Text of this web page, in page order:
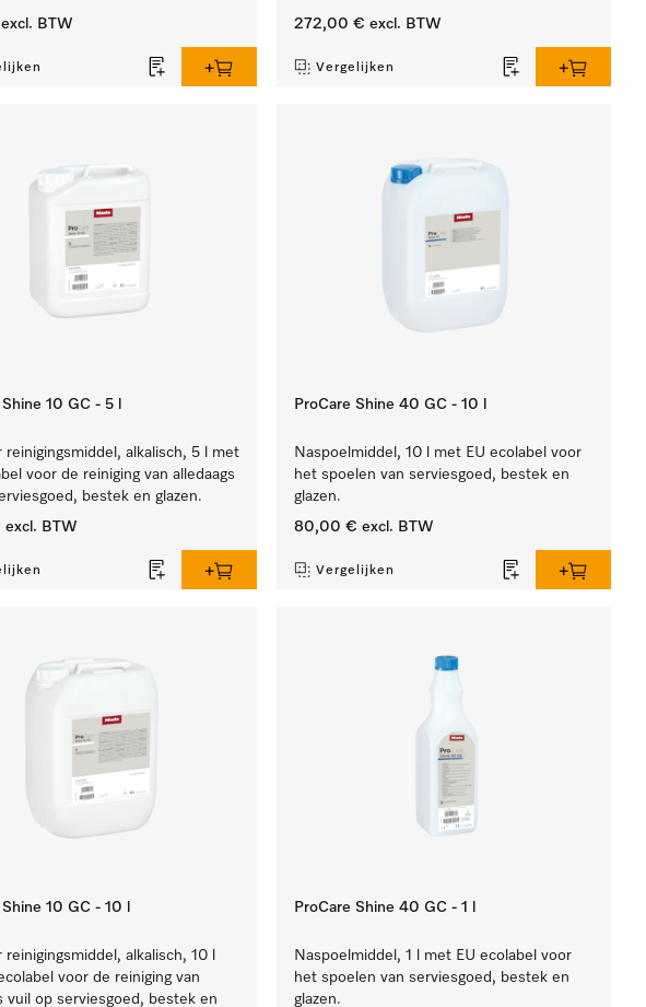
excl. BTW 272,00 € excl. BTW
Vergelijken
10 GC - 5 l
reinigingsmiddel, alkalisch, 5 l met
voor de reiniging van alledaags
bestek en glazen.
excl. BTW
ProCare Shine 40 GC - 10 l
Naspoelmiddel, 10 l met EU ecolabel voor
het spoelen van serviesgoed, bestek en
glazen.
80,00 € excl. BTW
Vergelijken
10 GC - 10 l
reinigingsmiddel, alkalisch, 10 l
voor de reiniging van
vuil op serviesgoed, bestek en
ProCare Shine 40 GC - 1 l
Naspoelmiddel, 1 l met EU ecolabel voor
het spoelen van serviesgoed, bestek en
glazen.